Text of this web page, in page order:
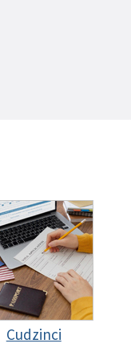
Cudzinci